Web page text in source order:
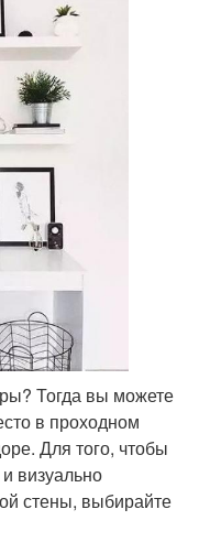
Тогда вы можете
в проходном
Для того, чтобы
визуально
стены, выбирайте